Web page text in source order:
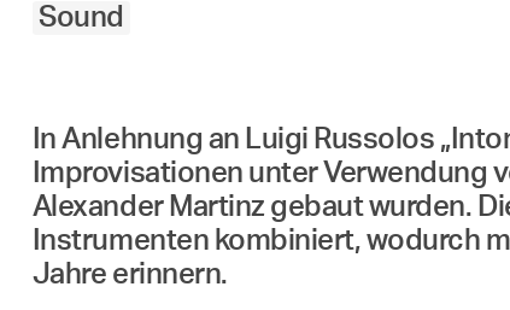
Sound
In Anlehnung an Luigi Russolos
Improvisationen unter Verwendung
Alexander Martinz gebaut wurden.
Instrumenten kombiniert, wodurch
Jahre erinnern.